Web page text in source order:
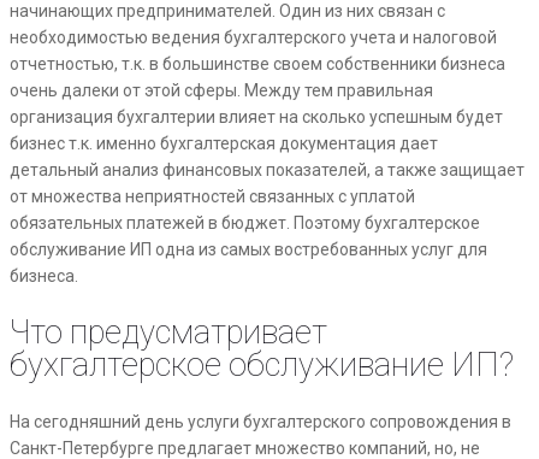
начинающих предпринимателей. Один из них связан с
необходимостью ведения бухгалтерского учета и налоговой
отчетностью, т.к. в большинстве своем собственники бизнеса
очень далеки от этой сферы. Между тем правильная
организация бухгалтерии влияет на сколько успешным будет
бизнес т.к. именно бухгалтерская документация дает
детальный анализ финансовых показателей, а также защищает
от множества неприятностей связанных с уплатой
обязательных платежей в бюджет. Поэтому бухгалтерское
обслуживание ИП одна из самых востребованных услуг для
бизнеса.
Что предусматривает
бухгалтерское обслуживание ИП?
На сегодняшний день услуги бухгалтерского сопровождения в
Санкт-Петербурге предлагает множество компаний, но, не